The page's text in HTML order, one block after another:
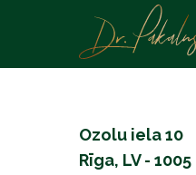
Ozolu iela 10
Rīga, LV - 1005